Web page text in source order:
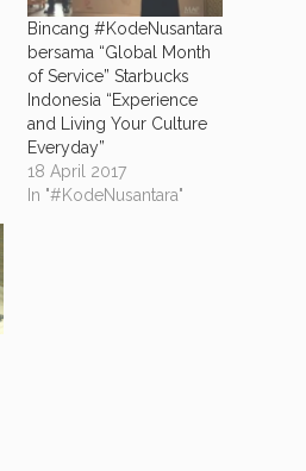
Bincang #KodeNusantara
bersama “Global Month
of Service” Starbucks
Indonesia “Experience
and Living Your Culture
Everyday”
18 April 2017
In "#KodeNusantara"